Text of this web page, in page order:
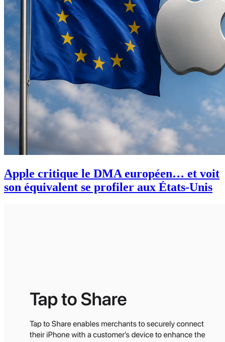
Apple critique le DMA européen… et voit
son équivalent se profiler aux États-Unis